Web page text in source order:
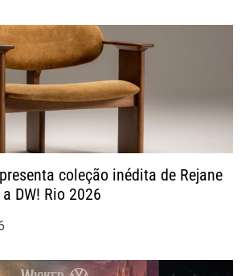
coleção inédita de Rejane
DW! Rio 2026